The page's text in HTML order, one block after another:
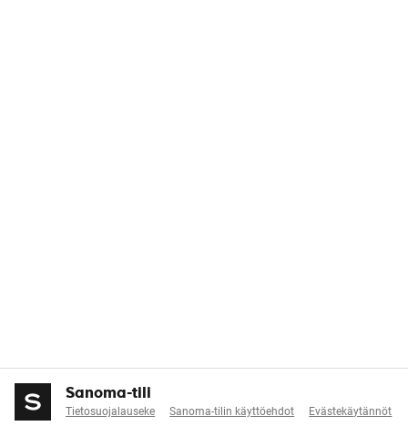
Sanoma-tili
Tietosuojalauseke Sanoma-tilin käyttöehdot Evästekäytännöt